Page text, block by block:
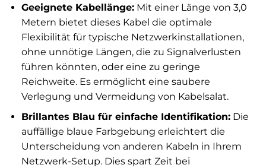
Geeignete Kabellänge:Mit einer Länge von 3,0
Metern bietet dieses Kabel die optimale
Flexibilität für typische Netzwerkinstallationen,
ohne unnötige Längen, die zu Signalverlusten
führen könnten, oder eine zu geringe
Reichweite. Es ermöglicht eine saubere
Verlegung und Vermeidung von Kabelsalat.
Brillantes Blau für einfache Identifikation:Die
auffällige blaue Farbgebung erleichtert die
Unterscheidung von anderen Kabeln in Ihrem
Netzwerk-Setup. Dies spart Zeit bei